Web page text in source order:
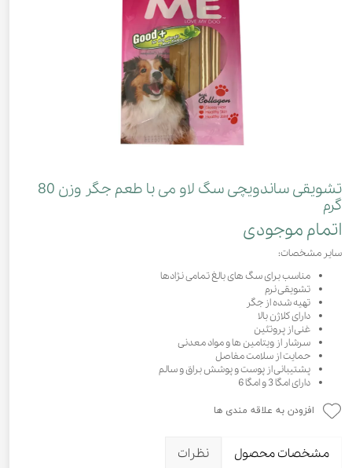
تشویقی ساندویچی سگ لاو می با طعم جگر وزن 80
گرم
اتمام موجودی
سایر مشخصات:
مناسب برای سگ های بالغ تمامی نژادها
تشویقی نرم
تهیه شده از جگر
دارای کلاژن بالا
غنی از پروتئین
سرشار از ویتامین ها و مواد معدنی
حمایت از سلامت مفاصل
پشتیبانی از پوست و پوشش براق و سالم
دارای امگا 3 و امگا 6
افزودن به علاقه مندی ها
مشخصات محصول نظرات